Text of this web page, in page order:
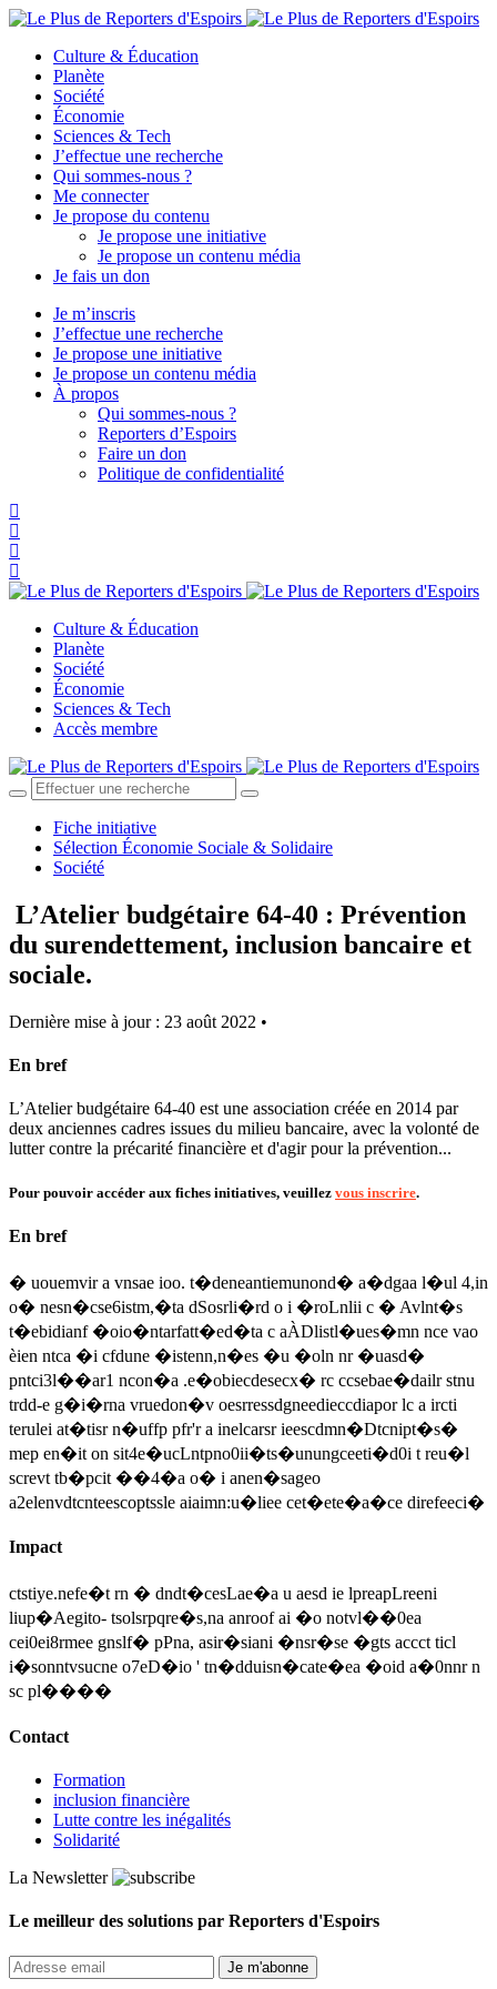
Culture & Éducation
Planète
Société
Économie
Sciences & Tech
J’effectue une recherche
Qui sommes-nous ?
Me connecter
Je propose du contenu
Je propose une initiative
Je propose un contenu média
Je fais un don
Je m’inscris
J’effectue une recherche
Je propose une initiative
Je propose un contenu média
À propos
Qui sommes-nous ?
Reporters d’Espoirs
Faire un don
Politique de confidentialité
Culture & Éducation
Planète
Société
Économie
Sciences & Tech
Accès membre
Fiche initiative
Sélection Économie Sociale & Solidaire
Société
L’Atelier budgétaire 64-40 : Prévention
du surendettement, inclusion bancaire et
sociale.
Dernière mise à jour : 23 août 2022 •
En bref
L’Atelier budgétaire 64-40 est une association créée en 2014 par
deux anciennes cadres issues du milieu bancaire, avec la volonté de
lutter contre la précarité financière et d'agir pour la prévention...
Pour pouvoir accéder aux fiches initiatives, veuillez vous inscrire.
En bref
� uouemvir a vnsae ioo. t�deneantiemunond� a�dgaa l�ul 4,in
o� nesn�cse6istm,�ta dSosrli�rd o i �roLnlii c � Avlnt�s
t�ebidianf �oio�ntarfatt�ed�ta c aÀDlistl�ues�mn nce vao
èien ntca �i cfdune �istenn,n�es �u �oln nr �uasd�
pntci3l��ar1 ncon�a .e�obiecdesecx� rc ccsebae�dailr stnu
trdd-e g�i�rna vruedon�v oesrressdgneedieccdiapor lc a ircti
terulei at�tisr n�uffp pfr'r a inelcarsr ieescdmn�Dtcnipt�s�
mep en�it on sit4e�ucLntpno0ii�ts�unungceeti�d0i t reu�l
screvt tb�pcit ��4�a o� i anen�sageo
a2elenvdtcnteescoptssle aiaimn:u�liee cet�ete�a�ce direfeeci�
Impact
ctstiye.nefe�t rn � dndt�cesLae�a u aesd ie lpreapLreeni
liup�Aegito- tsolsrpqre�s,na anroof ai �o notvl��0ea
cei0ei8rmee gnslf� pPna, asir�siani �nsr�se �gts accct ticl
i�sonntvsucne o7eD�io ' tn�dduisn�cate�ea �oid a�0nnr n
sc pl����
Contact
Formation
inclusion financière
Lutte contre les inégalités
Solidarité
La Newsletter
Le meilleur des solutions par Reporters d'Espoirs